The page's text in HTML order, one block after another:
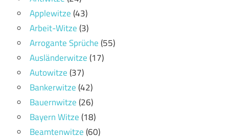
Applewitze(43)
Arbeit-Witze(3)
Arrogante Sprüche(55)
Ausländerwitze(17)
Autowitze(37)
Bankerwitze(42)
Bauernwitze(26)
Bayern Witze(18)
Beamtenwitze(60)